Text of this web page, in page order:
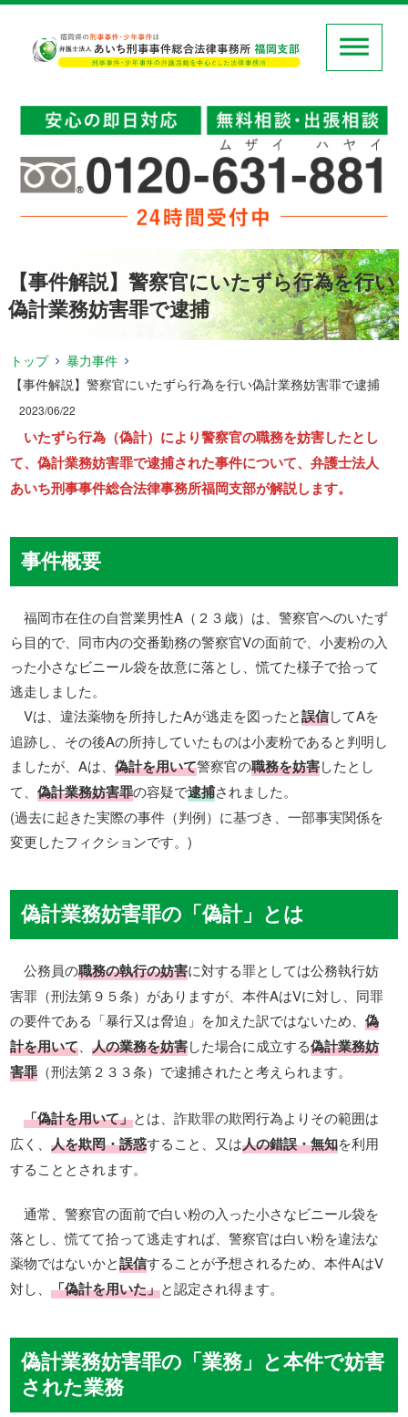
【事件解説】警察官にいたずら行為を行い
偽計業務妨害罪で逮捕
トップ
暴力事件
【事件解説】警察官にいたずら行為を行い偽計業務妨害罪で逮捕
2023/06/22
いたずら行為（偽計）により警察官の職務を妨害したとし
て、偽計業務妨害罪で逮捕された事件について、弁護士法人
あいち刑事事件総合法律事務所福岡支部が解説します。
事件概要
福岡市在住の自営業男性A（２３歳）は、警察官へのいたず
ら目的で、同市内の交番勤務の警察官Vの面前で、小麦粉の入
った小さなビニール袋を故意に落とし、慌てた様子で拾って
逃走しました。
Vは、違法薬物を所持したAが逃走を図ったと誤信してAを
追跡し、その後Aの所持していたものは小麦粉であると判明し
ましたが、Aは、偽計を用いて警察官の職務を妨害したとし
て、偽計業務妨害罪の容疑で逮捕されました。
(過去に起きた実際の事件（判例）に基づき、一部事実関係を
変更したフィクションです。)
偽計業務妨害罪の「偽計」とは
公務員の職務の執行の妨害に対する罪としては公務執行妨
害罪（刑法第９５条）がありますが、本件AはVに対し、同罪
の要件である「暴行又は脅迫」を加えた訳ではないため、偽
計を用いて、人の業務を妨害した場合に成立する偽計業務妨
害罪 （刑法第２３３条）で逮捕されたと考えられます。
「偽計を用いて」とは、詐欺罪の欺罔行為よりその範囲は
広く、人を欺罔・誘惑すること、又は人の錯誤・無知を利用
することとされます。
通常、警察官の面前で白い粉の入った小さなビニール袋を
落とし、慌てて拾って逃走すれば、警察官は白い粉を違法な
薬物ではないかと誤信することが予想されるため、本件AはV
対し、「偽計を用いた」と認定され得ます。
偽計業務妨害罪の「業務」と本件で妨害
された業務